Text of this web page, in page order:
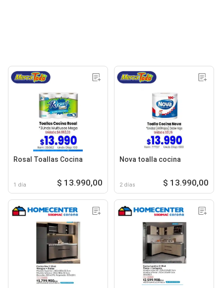
Rosal Toallas Cocina
1 día $ 13.990,00
Nova toalla cocina
2 días $ 13.990,00